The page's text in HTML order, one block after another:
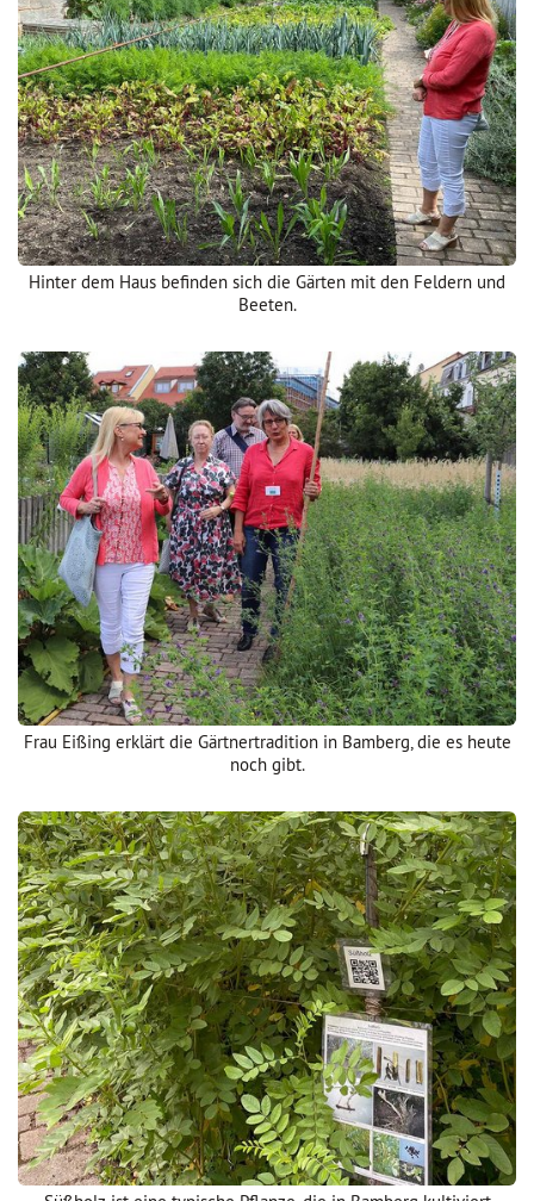
Hinter dem Haus befinden sich die Gärten mit den Feldern und
Beeten.
Frau Eißing erklärt die Gärtnertradition in Bamberg, die es heute
noch gibt.